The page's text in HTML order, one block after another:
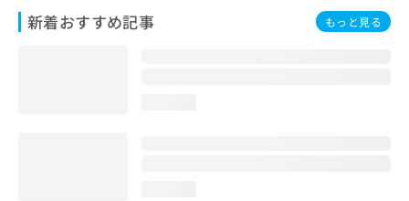
新着おすすめ記事 もっと見る
お
問